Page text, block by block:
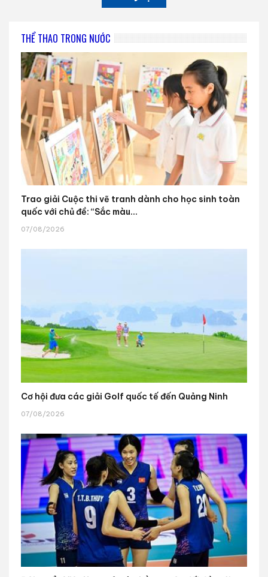
THỂ THAO TRONG NƯỚC
Trao giải Cuộc thi vẽ tranh dành cho học sinh toàn
quốc với chủ đề: “Sắc màu...
07/08/2026
Cơ hội đưa các giải Golf quốc tế đến Quảng Ninh
07/08/2026